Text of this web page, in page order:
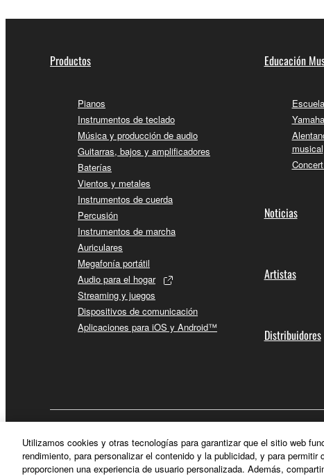
Productos
Pianos
Instrumentos de teclado
Música y producción de audio
Guitarras, bajos y amplificadores
Baterías
Vientos y metales
Instrumentos de cuerda
Percusión
Instrumentos de marcha
Auriculares
Megafonía portátil
Audio para el hogar
Streaming y juegos
Dispositivos de comunicación
Aplicaciones para iOS y Android™
Educación
musical
Noticias
Artistas
Distribuidores
Utilizamos cookies y otras tecnologías para garantizar que el sitio web
rendimiento, para personalizar el contenido y la publicidad, y para
proporcionen una experiencia de usuario personalizada. Además,